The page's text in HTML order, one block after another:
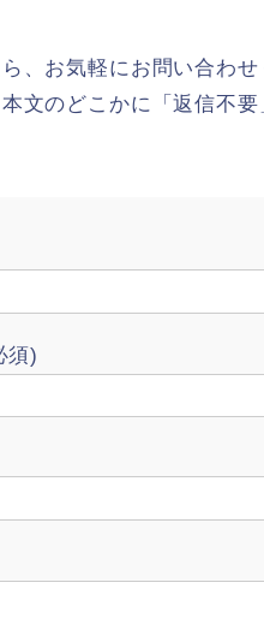
、お気軽にお問い合わ
文のどこかに「返信不要
須)